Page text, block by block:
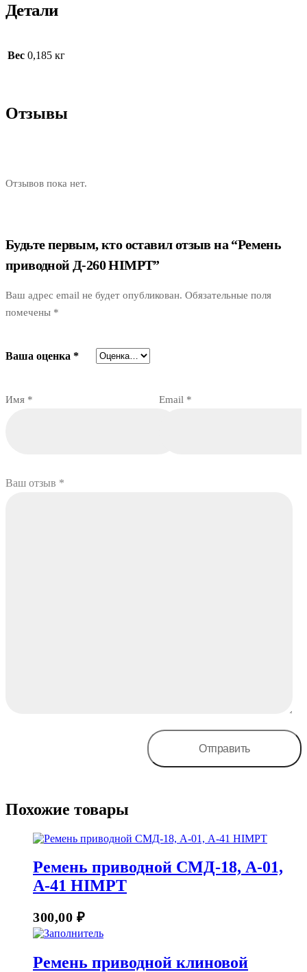
Детали
Вес 0,185 кг
Отзывы
Отзывов пока нет.
Будьте первым, кто оставил отзыв на “Ремень
приводной Д-260 HIMPT”
Ваш адрес email не будет опубликован. Обязательные поля
помечены *
Имя * Email *
Ваша оценка *
Ваш отзыв *
Похожие товары
Ремень приводной СМД-18, А-01,
А-41 HIMPT
300,00₽
Ремень приводной клиновой